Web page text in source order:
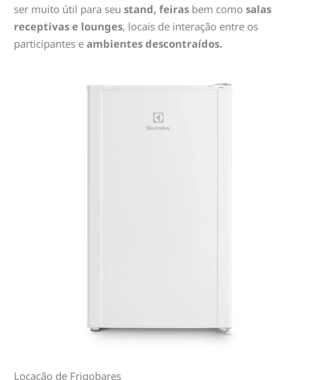
ser muito útil para seu stand, feiras bem como salas
receptivas e lounges, locais de interação entre os
participantes e ambientes descontraídos.
Locação de Frigobares